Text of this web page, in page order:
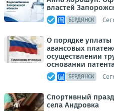
властей
БЕРДЯНСК
О порядке
авансовых
осуществлении
основании
БЕРДЯНСК
Спортивный
села Андровка